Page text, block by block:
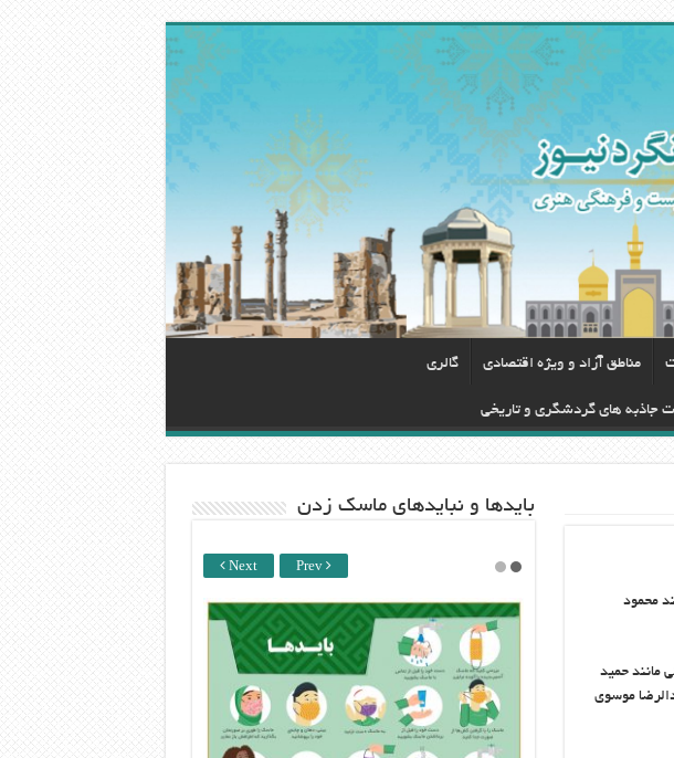
مناطق آزاد و ویژه اقتصادی گالری
جاذبه های گردشگری و تاریخی
محمود
مانند حمید
موسوی
باید‌ها و نبایدهای ماسک زدن
Next Prev